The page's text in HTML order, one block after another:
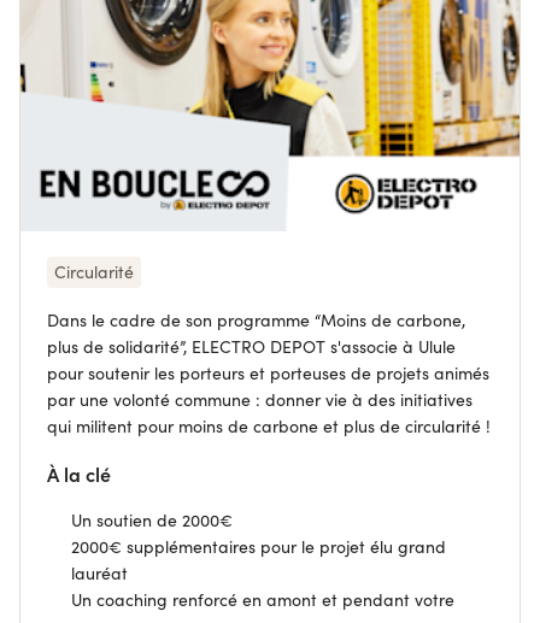
Circularité
Dans le cadre de son programme “Moins de carbone,
plus de solidarité”, ELECTRO DEPOT s'associe à Ulule
pour soutenir les porteurs et porteuses de projets animés
par une volonté commune : donner vie à des initiatives
qui militent pour moins de carbone et plus de circularité !
À la clé
Un soutien de 2000€
2000€ supplémentaires pour le projet élu grand
lauréat
Un coaching renforcé en amont et pendant votre